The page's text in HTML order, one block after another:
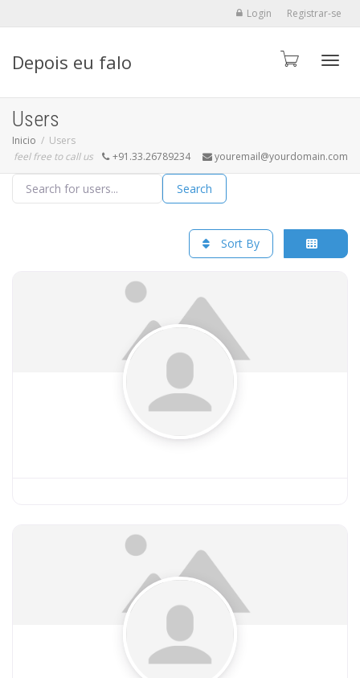
Login Registrar-se
Depois eu falo
Users
Inicio
Users
feel free to call us
+91.33.26789234 youremail@yourdomain.com
Search for users...
Search for users... Search
Sort By